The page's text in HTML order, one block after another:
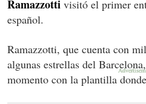
Ramazzotti visitó el primer
español.
Ramazzotti, que cuenta con
algunas estrellas del
momento con la plantilla